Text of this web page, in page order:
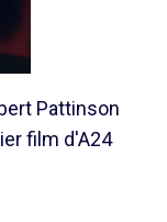
Pattinson
film d'A24